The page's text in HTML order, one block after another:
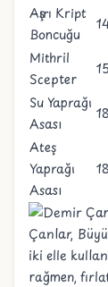
Aşırı Kript
Boncuğu
Mithril
Scepter
15
Su Yaprağı
Asası
18
Ateş
Yaprağı
Asası
18
Çanlar,
iki elle
rağmen,